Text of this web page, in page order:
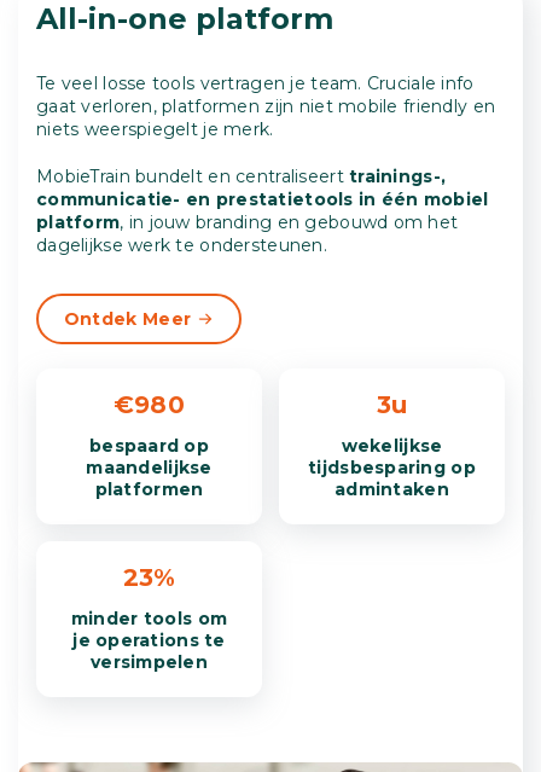
All-in-one platform
Te veel losse tools vertragen je team. Cruciale info
gaat verloren, platformen zijn niet mobile friendly en
niets weerspiegelt je merk.
MobieTrain bundelt en centraliseerttrainings-,
communicatie- en prestatietools in één mobiel
platform, in jouw branding en gebouwd om het
dagelijkse werk te ondersteunen.
Ontdek Meer
€980
bespaard op
maandelijkse
platformen
3u
wekelijkse
tijdsbesparing op
admintaken
23%
minder tools om
je operations te
versimpelen